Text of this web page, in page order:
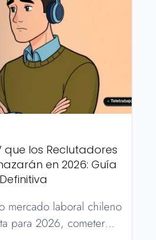
que los Reclutadores
en 2026: Guía
Definitiva
mercado laboral chileno
para 2026, cometer…